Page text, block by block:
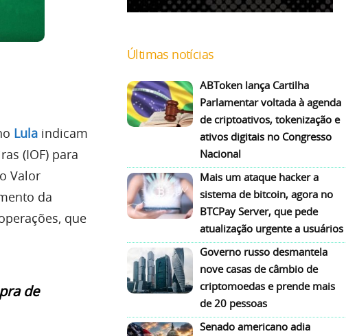
Lula indicam
(IOF) para
Valor
da
que
de
Últimas notícias
ABToken lança Cartilha
Parlamentar voltada à agenda
de criptoativos, tokenização e
ativos digitais no Congresso
Nacional
Mais um ataque hacker a
sistema de bitcoin, agora no
BTCPay Server, que pede
atualização urgente a usuários
Governo russo desmantela
nove casas de câmbio de
criptomoedas e prende mais
de 20 pessoas
Senado americano adia